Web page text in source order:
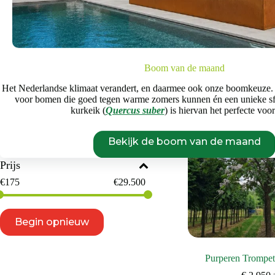
Boom van de maand
Het Nederlandse klimaat verandert, en daarmee ook onze
voor bomen die goed tegen warme zomers kunnen én een unieke
kurkeik (Quercus suber) is hiervan het perfecte
Bekijk de boom van de maand
Bekijk
Purperen
Windgevoeligheid
Huidige grootte
Prijs
€175 €29.500
Begin opnieuw